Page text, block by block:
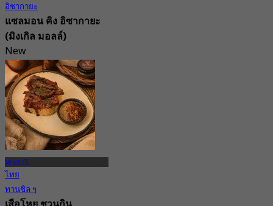
อิซากายะ
แซลมอน คิง อิซากายะ
(มิงเกิล มอลล์)
New
4.3
จาก฿ 250
ปทุมธานี
ไทย
ทานชิล ๆ